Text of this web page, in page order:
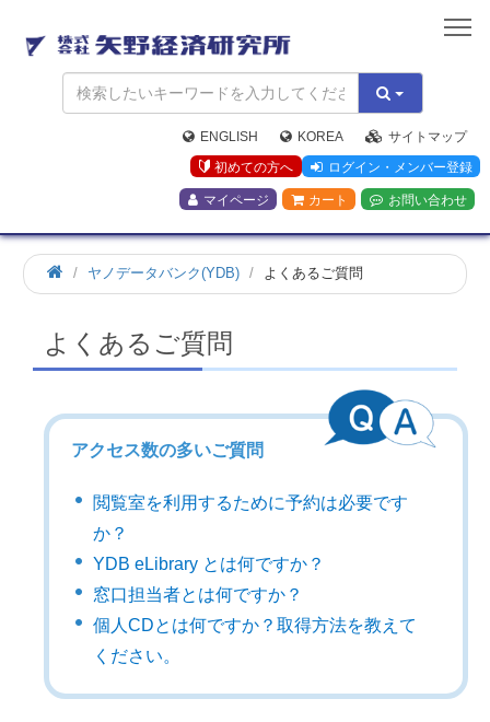
矢
野
経
済
研
究
所
ENGLISH KOREA
サイトマップ
初めての方へ
ログイン・メンバー登録
マイページ カート お問い合わせ
ヤノデータバンク(YDB) よくあるご質問
よくあるご質問
アクセス数の多いご質問
閲覧室を利用するために予約は必要です
か？
YDB eLibrary とは何ですか？
窓口担当者とは何ですか？
個人CDとは何ですか？取得方法を教えて
ください。